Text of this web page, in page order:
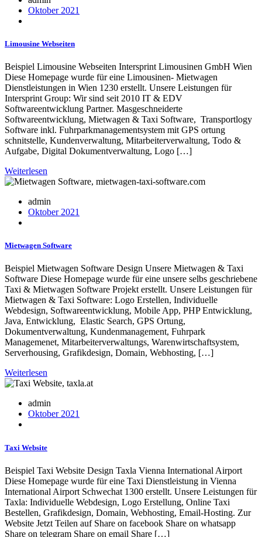
Oktober 2021
Limousine Webseiten
Beispiel Limousine Webseiten Intersprint Limousinen GmbH Wien
Diese Homepage wurde für eine Limousinen- Mietwagen
Dienstleistungen in Wien 1230 erstellt. Unsere Leistungen für
Intersprint Group: Wir sind seit 2010 IT & EDV
Softwareentwicklung Partner. Masgeschneiderte
Softwareentwicklung, Mietwagen & Taxi Software, Transportlogy
Software inkl. Fuhrparkmanagementsystem mit GPS ortung
schnitstelle, Kundenverwaltung, Mitarbeiterverwaltung, Todo &
Aufgabe, Digital Dokumentverwaltung, Logo […]
Weiterlesen
admin
Oktober 2021
Mietwagen Software
Beispiel Mietwagen Software Design Unsere Mietwagen & Taxi
Software Diese Homepage wurde für eine unsere selbs geschriebene
Taxi & Mietwagen Software Projekt erstellt. Unsere Leistungen für
Mietwagen & Taxi Software: Logo Erstellen, Individuelle
Webdesign, Softwareentwicklung, Mobile App, PHP Entwicklung,
Java, Entwicklung, Elastic Search, GPS Ortung,
Dokumentverwaltung, Kundenmanagement, Fuhrpark
Managemenet, Mitarbeiterverwaltungs, Warenwirtschaftsystem,
Serverhousing, Grafikdesign, Domain, Webhosting, […]
Weiterlesen
admin
Oktober 2021
Taxi Website
Beispiel Taxi Website Design Taxla Vienna International Airport
Diese Homepage wurde für eine Taxi Dienstleistung in Vienna
International Airport Schwechat 1300 erstellt. Unsere Leistungen für
Taxla: Individuelle Webdesign, Logo Erstellung, Online Taxi
Bestellen, Grafikdesign, Domain, Webhosting, Email-Hosting. Zur
Website Jetzt Teilen auf Share on facebook Share on whatsapp
Share on telegram Share on email Share […]